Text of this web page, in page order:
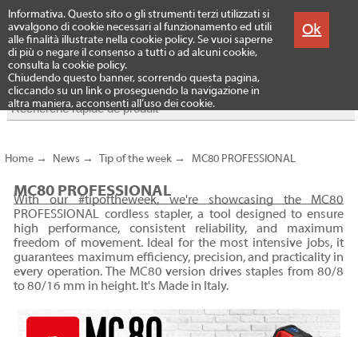
Informativa. Questo sito o gli strumenti terzi utilizzati si
avvalgono di cookie necessari al funzionamento ed utili
alle finalità illustrate nella cookie policy. Se vuoi saperne
di più o negare il consenso a tutti o ad alcuni cookie,
consulta la cookie policy.
Chiudendo questo banner, scorrendo questa pagina,
cliccando su un link o proseguendo la navigazione in
altra maniera, acconsenti all’uso dei cookie.
Ok
Menu Produits
Home→ News → Tip of the week → MC80 PROFESSIONAL
MC80 PROFESSIONAL
With our #tipoftheweek, we're showcasing the MC80
PROFESSIONAL cordless stapler, a tool designed to ensure
high performance, consistent reliability, and maximum
freedom of movement. Ideal for the most intensive jobs, it
guarantees maximum efficiency, precision, and practicality in
every operation. The MC80 version drives staples from 80/8
to 80/16 mm in height. It's Made in Italy.